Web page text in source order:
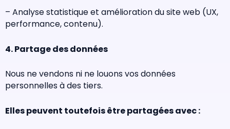
– Analyse statistique et amélioration du site web (UX,
performance, contenu).
4. Partage des données
Nous ne vendons ni ne louons vos données
personnelles à des tiers.
Elles peuvent toutefois être partagées avec :